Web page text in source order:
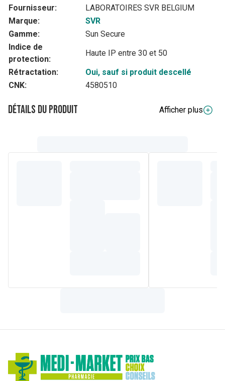
Fournisseur:
LABORATOIRES SVR BELGIUM
Marque:
SVR
Gamme:
Sun Secure
Indice de
protection:
Haute IP entre 30 et 50
Rétractation:
Oui, sauf si produit descellé
CNK:
4580510
Détails du produit
Afficher plus
brevetée respectueuse de l'environnement marin.
UNDECANE, ISOAMYL LAURATE, DIISOPROPYL ADIPATE,
HELIANTHUS ANNUUS (SUNFLOWER) SEED OIL,
TOCOPHEROL, CAPRYLIC/CAPRIC TRIGLYCERIDE, CITRIC
ACID, COCO-BETAINE, POTASSIUM SORBATE, SODIUM